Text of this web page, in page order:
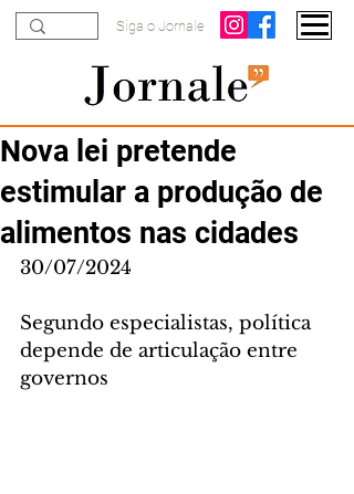
Siga o Jornale
Nova lei pretende
estimular a produção de
alimentos nas cidades
30/07/2024
Segundo especialistas, política
depende de articulação entre
governos